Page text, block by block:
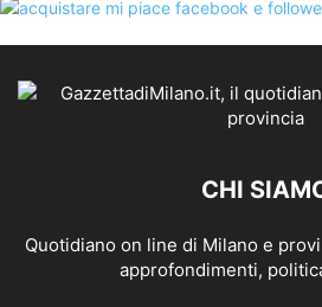
CHI
Quotidiano on line di Milano e
approfondimenti,